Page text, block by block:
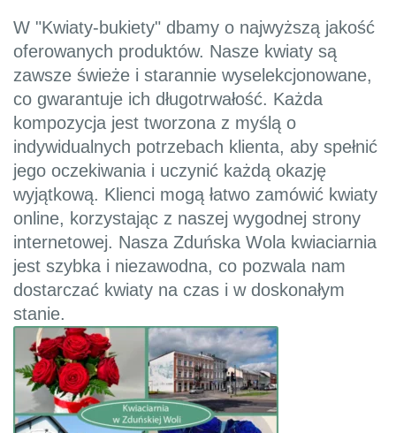
W "Kwiaty-bukiety" dbamy o najwyższą jakość
oferowanych produktów. Nasze kwiaty są
zawsze świeże i starannie wyselekcjonowane,
co gwarantuje ich długotrwałość. Każda
kompozycja jest tworzona z myślą o
indywidualnych potrzebach klienta, aby spełnić
jego oczekiwania i uczynić każdą okazję
wyjątkową. Klienci mogą łatwo zamówić kwiaty
online, korzystając z naszej wygodnej strony
internetowej. Nasza Zduńska Wola kwiaciarnia
jest szybka i niezawodna, co pozwala nam
dostarczać kwiaty na czas i w doskonałym
stanie.